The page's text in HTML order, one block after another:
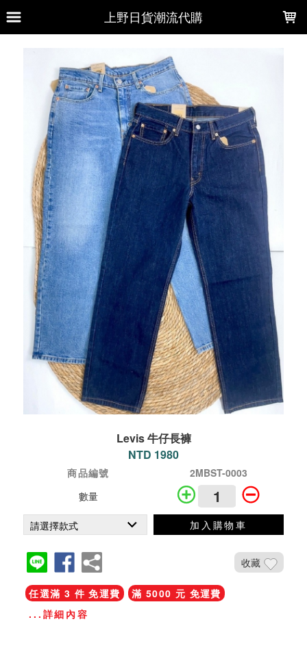
上野日貨潮流代購
Levis 牛仔長褲
NTD 1980
商品編號
2MBST-0003
數量
加入購物車
收藏
任選滿 3 件 免運費
滿 5000 元 免運費
...詳細內容